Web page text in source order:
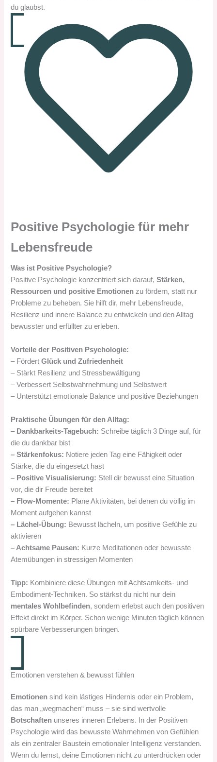
du glaubst.
Positive Psychologie für mehr
Lebensfreude
Was ist Positive Psychologie?
Positive Psychologie konzentriert sich darauf,Stärken,
Ressourcen und positive Emotionen zu fördern, statt nur
Probleme zu beheben. Sie hilft dir, mehr Lebensfreude,
Resilienz und innere Balance zu entwickeln und den Alltag
bewusster und erfüllter zu erleben.
Vorteile der Positiven Psychologie:
– FördertGlück und Zufriedenheit
– Stärkt Resilienz und Stressbewältigung
– Verbessert Selbstwahrnehmung und Selbstwert
– Unterstützt emotionale Balance und positive Beziehungen
Praktische Übungen für den Alltag:
– Dankbarkeits-Tagebuch: Schreibe täglich 3 Dinge auf, für
die du dankbar bist
– Stärkenfokus: Notiere jeden Tag eine Fähigkeit oder
Stärke, die du eingesetzt hast
– Positive Visualisierung: Stell dir bewusst eine Situation
vor, die dir Freude bereitet
– Flow-Momente: Plane Aktivitäten, bei denen du völlig im
Moment aufgehen kannst
– Lächel-Übung: Bewusst lächeln, um positive Gefühle zu
aktivieren
– Achtsame Pausen: Kurze Meditationen oder bewusste
Atemübungen in stressigen Momenten
Tipp: Kombiniere diese Übungen mit Achtsamkeits- und
Embodiment-Techniken. So stärkst du nicht nur dein
mentales Wohlbefinden, sondern erlebst auch den positiven
Effekt direkt im Körper. Schon wenige Minuten täglich können
spürbare Verbesserungen bringen.
Emotionen verstehen & bewusst fühlen
Emotionen sind kein lästiges Hindernis oder ein Problem,
das man „wegmachen“ muss – sie sind wertvolle
Botschaften unseres inneren Erlebens. In der Positiven
Psychologie wird das bewusste Wahrnehmen von Gefühlen
als ein zentraler Baustein emotionaler Intelligenz verstanden.
Wenn du lernst, deine Emotionen nicht zu unterdrücken oder